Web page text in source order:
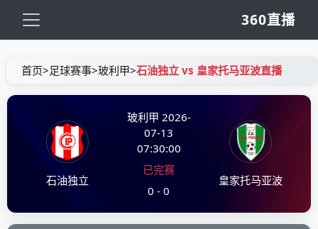
360直播
首页>足球赛事>玻利甲>石油独立 vs 皇家托马亚波直播
石油独立
玻利甲 2026-
07-13
07:30:00
已完赛
0 - 0
皇家托马亚波